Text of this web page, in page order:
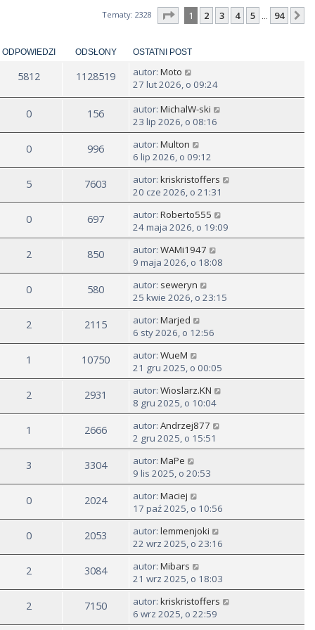
Tematy: 2328 Strona1 z94
1 2 3 4 5 94
ODPOWIEDZI ODSŁONY OSTATNI POST
5812 1128519 autor: Moto
27 lut 2026, o 09:24
0 156 autor: MichalW-ski
23 lip 2026, o 08:16
0 996 autor: Multon
6 lip 2026, o 09:12
5 7603 autor: kriskristoffers
20 cze 2026, o 21:31
0 697 autor: Roberto555
24 maja 2026, o 19:09
2 850 autor: WAMi1947
9 maja 2026, o 18:08
0 580 autor: seweryn
25 kwie 2026, o 23:15
2 2115 autor: Marjed
6 sty 2026, o 12:56
1 10750 autor: WueM
21 gru 2025, o 00:05
2 2931 autor: Wioslarz.KN
8 gru 2025, o 10:04
1 2666 autor: Andrzej877
2 gru 2025, o 15:51
3 3304 autor: MaPe
9 lis 2025, o 20:53
0 2024 autor: Maciej
17 paź 2025, o 10:56
0 2053 autor: lemmenjoki
22 wrz 2025, o 23:16
2 3084 autor: Mibars
21 wrz 2025, o 18:03
2 7150 autor: kriskristoffers
6 wrz 2025, o 22:59